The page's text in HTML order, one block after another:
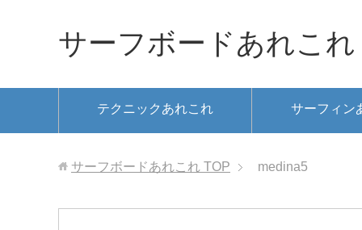
サーフボードあれこれ
テクニックあれこれ サーフィン
サーフボードあれこれ TOP medina5